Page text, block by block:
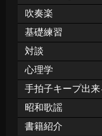
吹奏楽
基礎練習
対談
心理学
手拍子キープ出来
昭和歌謡
書籍紹介